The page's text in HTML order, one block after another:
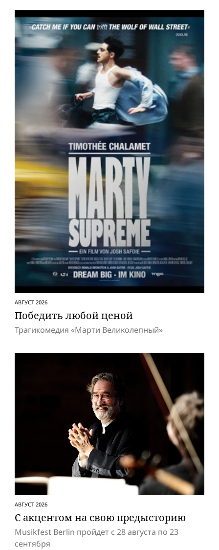
АВГУСТ 2026
Победить любой ценой
Трагикомедия «Марти Великолепный»
АВГУСТ 2026
С акцентом на свою предысторию
Musikfest Berlin пройдет с 28 августа по 23
сентября